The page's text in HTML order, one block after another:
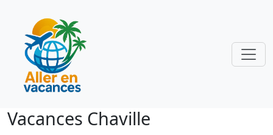
Vacances Chaville